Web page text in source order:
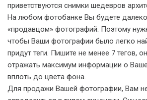
приветствуются снимки шедевров
На любом фотобанке Вы будете
«продавцом» фотографий. Поэтому
чтобы Ваши фотографии было легко
придут теги. Пишите не менее 7 тегов,
отражать максимум информации о
вплоть до цвета фона.
Для продажи Вашей фотографии, Вам